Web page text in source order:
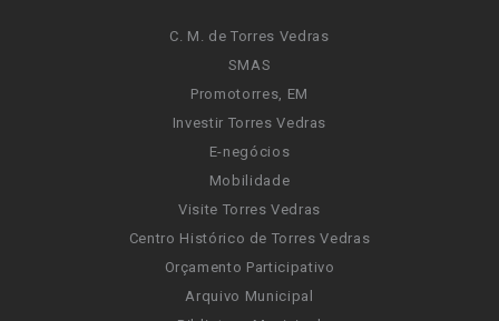
C. M. de Torres Vedras
SMAS
Promotorres, EM
Investir Torres Vedras
E-negócios
Mobilidade
Visite Torres Vedras
Centro Histórico de Torres Vedras
Orçamento Participativo
Arquivo Municipal